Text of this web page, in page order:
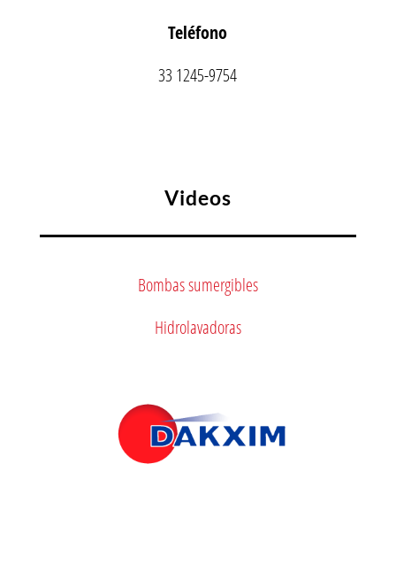
Teléfono
33 1245-9754
Videos
Bombas sumergibles
Hidrolavadoras